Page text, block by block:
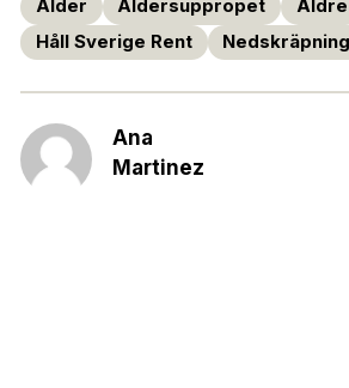
Ålder Åldersuppropet Äldre
Håll Sverige Rent
Nedskräpning
Ana
Martinez